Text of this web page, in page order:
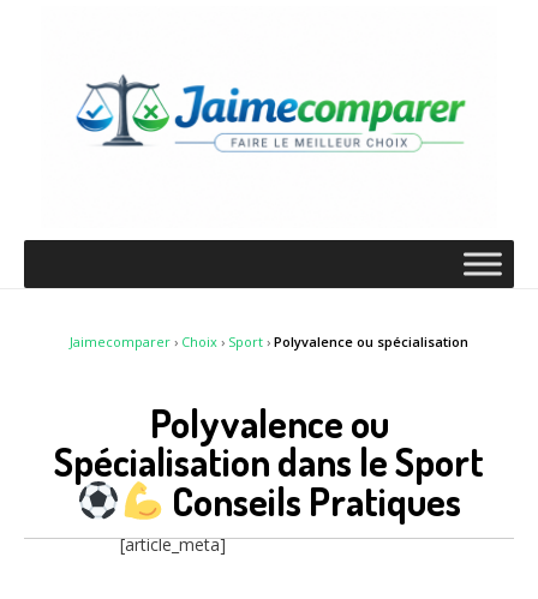
Jaimecomparer › Choix › Sport › Polyvalence ou spécialisation
Polyvalence ou
Spécialisation dans le Sport
Conseils Pratiques
[article_meta]